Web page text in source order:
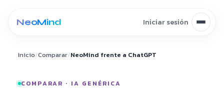
Inicio/Comparar/NeoMind frente a ChatGPT
COMPARAR · IA GENÉRICA